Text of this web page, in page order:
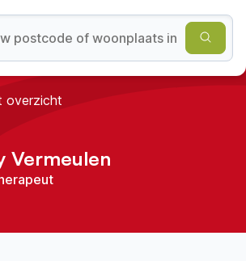
overzicht
Vermeulen